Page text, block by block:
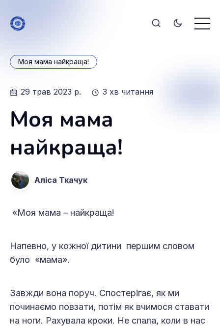
Моя мама найкраща!
29 трав 2023 р. 3 хв читання
Моя мама
найкраща!
Аліса Ткачук
«Моя мама – найкраща!
Напевно, у кожної дитини першим словом
було «мама».
Завжди вона поруч. Спостерігає, як ми
починаємо повзати, потім як вчимося ставати
на ноги. Рахувала кроки. Не спала, коли в нас